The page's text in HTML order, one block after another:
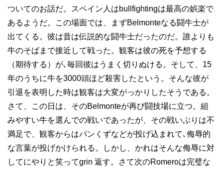
ついてのお話だ。スペイン人はbullfightingは最高の娯楽で
あるようだ。この場面では、まずBelmonteなる闘牛士が
出てくる。彼は昔は伝説的な闘牛士だったのだ。誰よりも
牛のそばまで接近して戦った。観客は彼の死を予想する
（期待する）が､毎回彼はうまく切りぬける。そして、15
年のうちに牛を3000頭ほど殺害したという。そんな彼が
引退を表明した時は観客は大変がっかりしたそうである。
さて、この日は、そのBelmonteが再び闘技場に立つ。組
みやすい牛を選んでの戦いであったが、その戦いぶりは不
満足で、観客からはパンくずなどが投げ込まれて､侮辱的
な言葉が投げかけられる。しかし、かれはそんな侮辱に対
してにやりと笑ってgrin 返す。さて次のRomeroは完璧な